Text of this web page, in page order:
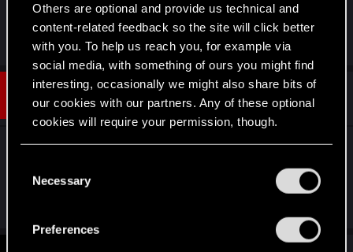
Others are optional and provide us technical and
content-related feedback so the site will click better
with you. To help us reach you, for example via
social media, with something of ours you might find
interesting, occasionally we might also share bits of
our cookies with our partners. Any of these optional
cookies will require your permission, though.
and tweak your preferences regarding them in the
Necessary
Preferences
więc pod tym względem niby się sprawdza.
Last edited: Apr 8, 2021
piotr4440 Senior user
Apr 8, 2021
jeśli grasz Gaela i Detlaffa to rozważył bym
krwawą za Garkaina. W tym wypadku ciężko coś
lepszego od Garkaina znaleźć.